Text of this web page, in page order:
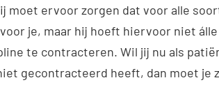
moet ervoor zorgen dat voor alle
je, maar hij hoeft hiervoor niet
te contracteren. Wil jij nu als
gecontracteerd heeft, dan moet je